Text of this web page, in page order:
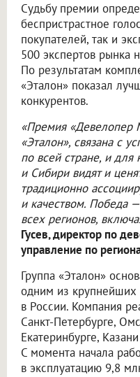
Судьбу премии
беспристрастное
покупателей, так и
500 экспертов рынка
По результатам
«Эталон» показал
конкурентов.
«Премия «Девелопер
«Эталон», связана с
по всей стране, и для
и Сибири видят и
традиционно
и качеством. Победа
всех регионов,
Гусев, директор по
управление по
Группа «Эталон»
одним из
в России. Компания
Санкт-Петербурге,
Екатеринбурге,
С момента начала
в эксплуатацию 9,8